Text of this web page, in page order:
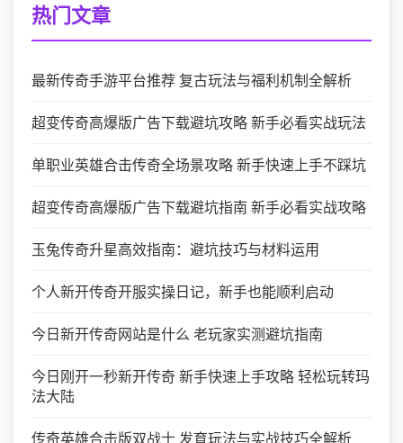
热门文章
最新传奇手游平台推荐 复古玩法与福利机制全解析
超变传奇高爆版广告下载避坑攻略 新手必看实战玩法
单职业英雄合击传奇全场景攻略 新手快速上手不踩坑
超变传奇高爆版广告下载避坑指南 新手必看实战攻略
玉兔传奇升星高效指南：避坑技巧与材料运用
个人新开传奇开服实操日记，新手也能顺利启动
今日新开传奇网站是什么 老玩家实测避坑指南
今日刚开一秒新开传奇 新手快速上手攻略 轻松玩转玛
法大陆
传奇英雄合击版双战士 发育玩法与实战技巧全解析